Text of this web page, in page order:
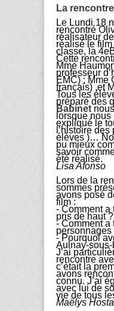
La
Le Lundi 18
rencontré
réalisateur
réalisé le
classe, la
Cette
Mme
professeur
EMC) ; Mme
français) ,et
Tous les
préparé des
Babinet
lorsque nous
expliqué le
l’histoire
élèves )…
pu mieux
savoir
été réalisé.
Lisa Afonso
Lors de la
sommes
avons posé
film :
- Comment a
pris de haut ?
- Comment a
personnages
- Pourquoi
Aulnay-
J’ai
rencontre
c’était la
avons
connu. J’ai
avec lui de
vie de tous
Maëlys